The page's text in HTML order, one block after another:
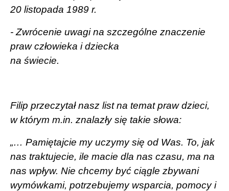
20 listopada 1989 r.
- Zwrócenie uwagi na szczególne znaczenie
praw człowieka i dziecka
na świecie.
Filip przeczytał nasz list na temat praw dzieci,
w którym m.in. znalazły się takie słowa:
„… Pamiętajcie my uczymy się od Was. To, jak
nas traktujecie, ile macie dla nas czasu, ma na
nas wpływ. Nie chcemy być ciągle zbywani
wymówkami, potrzebujemy wsparcia, pomocy i